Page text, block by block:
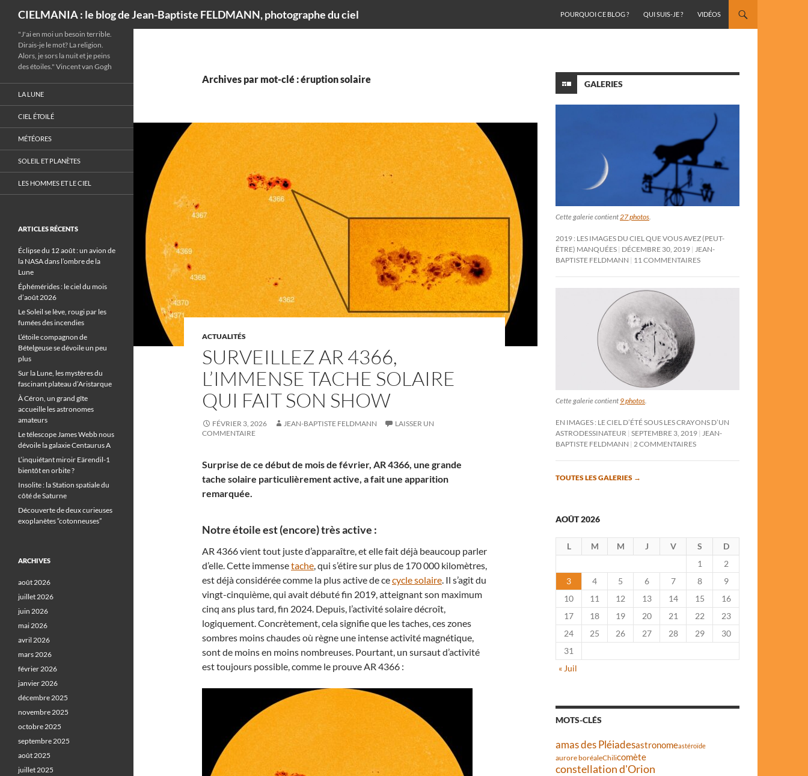
CIELMANIA : le blog de Jean-Baptiste FELDMANN, photographe du ciel
POURQUOI CE BLOG ?
QUI SUIS-JE ? VIDÉOS
Archives par mot-clé : éruption solaire
ACTUALITÉS
SURVEILLEZ AR 4366,
L’IMMENSE TACHE SOLAIRE
QUI FAIT SON SHOW
FÉVRIER 3, 2026 JEAN-BAPTISTE FELDMANN
LAISSER UN
COMMENTAIRE
Surprise de ce début de mois de février, AR 4366, une grande
tache solaire particulièrement active, a fait une apparition
remarquée.
Notre étoile est (encore) très active :
AR 4366 vient tout juste d’apparaître, et elle fait déjà beaucoup parler
d’elle. Cette immensetache, qui s’étire sur plus de 170 000 kilomètres,
est déjà considérée comme la plus active de cecycle solaire. Il s’agit du
vingt-cinquième, qui avait débuté fin 2019, atteignant son maximum
cinq ans plus tard, fin 2024. Depuis, l’activité solaire décroît,
logiquement. Concrètement, cela signifie que les taches, ces zones
sombres moins chaudes où règne une intense activité magnétique,
sont de moins en moins nombreuses. Pourtant, un sursaut d’activité
est toujours possible, comme le prouve AR 4366 :
GALERIES
Cette galerie contient27 photos.
2019 : LES IMAGES DU CIEL QUE VOUS AVEZ (PEUT-
ÊTRE) MANQUÉES DÉCEMBRE 30, 2019 JEAN-
BAPTISTE FELDMANN
11 COMMENTAIRES
Cette galerie contient 9 photos
EN IMAGES : LE CIEL D’ÉTÉ SOUS LES CRAYONS D’UN
ASTRODESSINATEUR SEPTEMBRE 3, 2019
JEAN-
BAPTISTE FELDMANN
2 COMMENTAIRES
TOUTES LES GALERIES →
AOÛT 2026
L M M J V S
D
1
2
3
4 5 6 7 8
9
10
11 12 13 14 15
16
17
18 19 20 21 22
23
24
25 26 27 28 29
30
31
« Juil
MOTS-CLÉS
amas des Pléiadesastronomeastéroïde
aurore boréaleChilicomète
constellation d'Orion
"J'ai en moi un besoin terrible.
Dirais-je le mot? La religion.
Alors, je sors la nuit et je peins
des étoiles." Vincent van Gogh
LA LUNE
CIEL ÉTOILÉ
MÉTÉORES
SOLEIL ET PLANÈTES
LES HOMMES ET LE CIEL
ARTICLES RÉCENTS
Éclipse du 12 août : un avion de
la NASA dans l’ombre de la
Lune
Éphémérides : le ciel du mois
d’août 2026
Le Soleil se lève, rougi par les
fumées des incendies
L’étoile compagnon de
Bételgeuse se dévoile un peu
plus
Sur la Lune, les mystères du
fascinant plateau d’Aristarque
À Céron, un grand gîte
accueille les astronomes
amateurs
Le télescope James Webb nous
dévoile la galaxie Centaurus A
L’inquiétant miroir Eärendil-1
bientôt en orbite ?
Insolite : la Station spatiale du
côté de Saturne
Découverte de deux curieuses
exoplanètes “cotonneuses”
ARCHIVES
août 2026
juillet 2026
juin 2026
mai 2026
avril 2026
mars 2026
février 2026
janvier 2026
décembre 2025
novembre 2025
octobre 2025
septembre 2025
août 2025
juillet 2025